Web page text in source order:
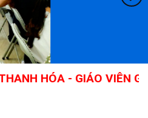
- GIÁO VIÊN GIỎI,